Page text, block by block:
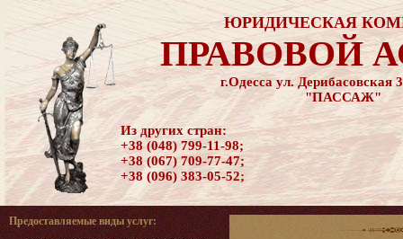
ЮРИДИЧЕСКАЯ
ПРАВОВОЙ
г.Одесса ул. Дерибасовская
"ПАССАЖ"
Из других стран:
+38 (048) 799-11-98;
+38 (067) 709-77-47;
+38 (096) 383-05-52;
Предоставляемые виды услуг: